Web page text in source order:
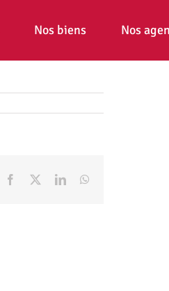
Nos biens Nos
Facebook LinkedIn